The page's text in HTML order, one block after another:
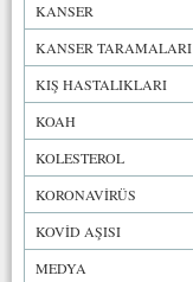
KANSER
KANSER TARAMALARI
KIŞ HASTALIKLARI
KOAH
KOLESTEROL
KORONAVİRÜS
KOVİD AŞISI
MEDYA